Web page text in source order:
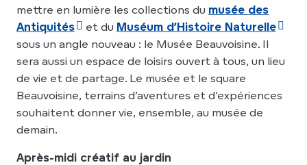
mettre en lumière les collections du musée des
Antiquités
et du Muséum d’Histoire Naturelle
sous un angle nouveau : le Musée Beauvoisine. Il
sera aussi un espace de loisirs ouvert à tous, un lieu
de vie et de partage. Le musée et le square
Beauvoisine, terrains d’aventures et d’expériences
souhaitent donner vie, ensemble, au musée de
demain.
Après-midi créatif au jardin